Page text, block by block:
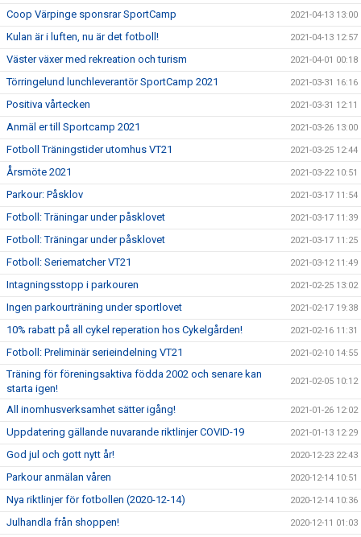
Coop Värpinge sponsrar SportCamp 2021-04-13 13:00
Kulan är i luften, nu är det fotboll! 2021-04-13 12:57
Väster växer med rekreation och turism 2021-04-01 00:18
Törringelund lunchleverantör SportCamp 2021 2021-03-31 16:16
Positiva vårtecken 2021-03-31 12:11
Anmäl er till Sportcamp 2021 2021-03-26 13:00
Fotboll Träningstider utomhus VT21 2021-03-25 12:44
Årsmöte 2021 2021-03-22 10:51
Parkour: Påsklov 2021-03-17 11:54
Fotboll: Träningar under påsklovet 2021-03-17 11:39
Fotboll: Träningar under påsklovet 2021-03-17 11:25
Fotboll: Seriematcher VT21 2021-03-12 11:49
Intagningsstopp i parkouren 2021-02-25 13:02
Ingen parkourträning under sportlovet 2021-02-17 19:38
10% rabatt på all cykel reperation hos Cykelgården! 2021-02-16 11:31
Fotboll: Preliminär serieindelning VT21 2021-02-10 14:55
Träning för föreningsaktiva födda 2002 och senare kan
starta igen!
2021-02-05 10:12
All inomhusverksamhet sätter igång! 2021-01-26 12:02
Uppdatering gällande nuvarande riktlinjer COVID-19 2021-01-13 12:29
God jul och gott nytt år! 2020-12-23 22:43
Parkour anmälan våren 2020-12-14 10:51
Nya riktlinjer för fotbollen (2020-12-14) 2020-12-14 10:36
Julhandla från shoppen! 2020-12-11 01:03